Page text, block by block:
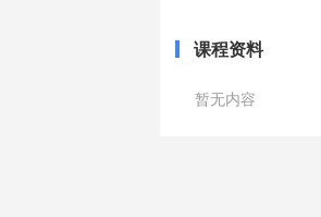
课程资料
暂无内容